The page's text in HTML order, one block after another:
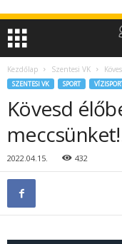
Kezdőlap Szentesi VK
SZENTESI VK SPORT
Kövesd
2022.04.15. 432